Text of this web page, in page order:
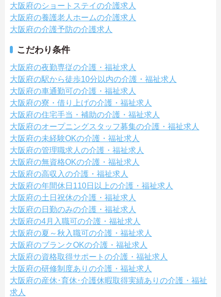
大阪府のショートステイの介護求人
大阪府の養護老人ホームの介護求人
大阪府の介護予防の介護求人
こだわり条件
大阪府の夜勤専従の介護・福祉求人
大阪府の駅から徒歩10分以内の介護・福祉求人
大阪府の車通勤可の介護・福祉求人
大阪府の寮・借り上げの介護・福祉求人
大阪府の住宅手当・補助の介護・福祉求人
大阪府のオープニングスタッフ募集の介護・福祉求人
大阪府の未経験OKの介護・福祉求人
大阪府の管理職求人の介護・福祉求人
大阪府の無資格OKの介護・福祉求人
大阪府の高収入の介護・福祉求人
大阪府の年間休日110日以上の介護・福祉求人
大阪府の土日祝休の介護・福祉求人
大阪府の日勤のみの介護・福祉求人
大阪府の4月入職可の介護・福祉求人
大阪府の夏～秋入職可の介護・福祉求人
大阪府のブランクOKの介護・福祉求人
大阪府の資格取得サポートの介護・福祉求人
大阪府の研修制度ありの介護・福祉求人
大阪府の産休･育休･介護休暇取得実績ありの介護・福祉
求人